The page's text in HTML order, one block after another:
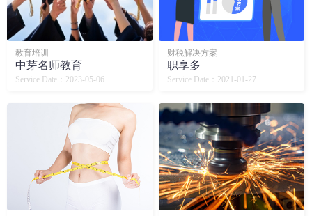
教育培训
中芽名师教育
Service Date：2023-05-06
财税解决方案
职享多
Service Date：2021-01-27